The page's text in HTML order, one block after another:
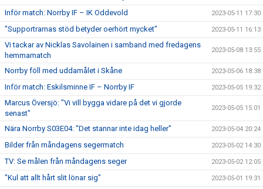
Inför match: Norrby IF – IK Oddevold 2023-05-11 17:30
"Supportrarnas stöd betyder oerhört mycket" 2023-05-11 16:13
Vi tackar av Nicklas Savolainen i samband med fredagens
hemmamatch
2023-05-08 13:55
Norrby föll med uddamålet i Skåne 2023-05-06 18:38
Inför match: Eskilsminne IF – Norrby IF 2023-05-05 19:32
Marcus Översjö: "Vi vill bygga vidare på det vi gjorde
senast"
2023-05-05 15:01
Nära Norrby S03E04: "Det stannar inte idag heller" 2023-05-04 20:24
Bilder från måndagens segermatch 2023-05-02 14:30
TV: Se målen från måndagens seger 2023-05-02 12:05
"Kul att allt hårt slit lönar sig" 2023-05-01 19:31